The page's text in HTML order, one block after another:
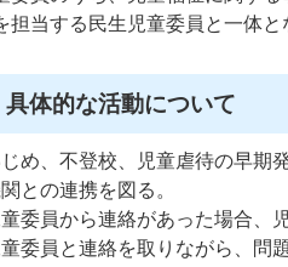
担当する民生児童委員と一体
具体的な活動について
め、不登校、児童虐待の早期
との連携を図る。
童委員から連絡があった場合、
童委員と連絡を取りながら、問